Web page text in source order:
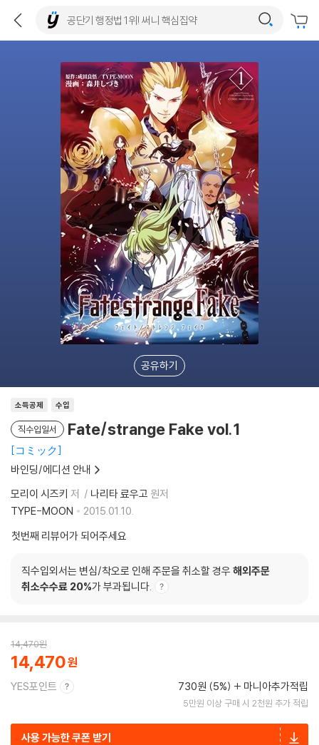
공유하기
소득공제 수입
직수입일서 Fate/strange Fake vol.1
コミック
바인딩/에디션 안내
모리이 시즈키 저 나리타 료우고 원저
TYPE-MOON
2015.01.10.
첫번째 리뷰어가 되어주세요
직수입외서는 변심/착오로 인해 주문을 취소할 경우 해외주문
취소수수료 20%가 부과됩니다.
14,470원
14,470
YES포인트 730원 (5%) 마니아추가적립
5만원 이상 구매 시 2천원 추가 적립
사용 가능한 쿠폰 받기